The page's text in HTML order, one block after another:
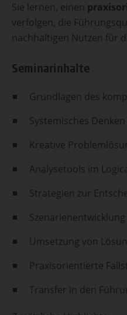
Sie lernen, einen
verfolgen, die
nachhaltigen Nutzen für
Seminarinhalte
Grundlagen des
Systemisches
Kreative
Analysetools im
Strategien zur
Umsetzung von
Praxisorientierte
Transfer in den